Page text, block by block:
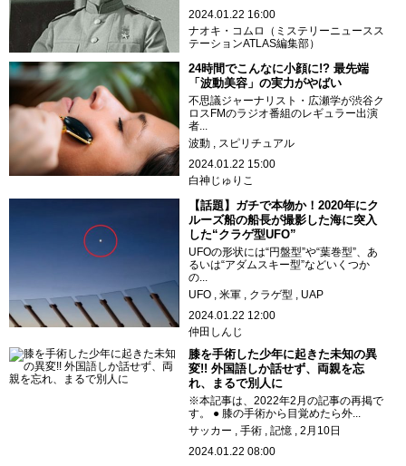
2024.01.22 16:00
ナオキ・コムロ（ミステリーニュースス
テーションATLAS編集部）
24時間でこんなに小顔に!? 最先端
「波動美容」の実力がやばい
不思議ジャーナリスト・広瀬学が渋谷ク
ロスFMのラジオ番組のレギュラー出演
者...
波動
スピリチュアル
2024.01.22 15:00
白神じゅりこ
【話題】ガチで本物か！2020年にク
ルーズ船の船長が撮影した海に突入
した“クラゲ型UFO”
UFOの形状には“円盤型”や“葉巻型”、あ
るいは“アダムスキー型”などいくつか
の...
UFO
米軍 クラゲ型
UAP
2024.01.22 12:00
仲田しんじ
膝を手術した少年に起きた未知の異
変!! 外国語しか話せず、両親を忘
れ、まるで別人に
※本記事は、2022年2月の記事の再掲で
す。 ● 膝の手術から目覚めたら外...
サッカー
手術 記憶
2月10日
2024.01.22 08:00